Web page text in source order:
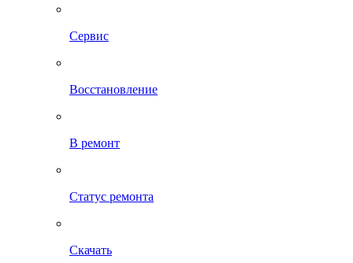
Сервис
Восстановление
В ремонт
Статус ремонта
Скачать